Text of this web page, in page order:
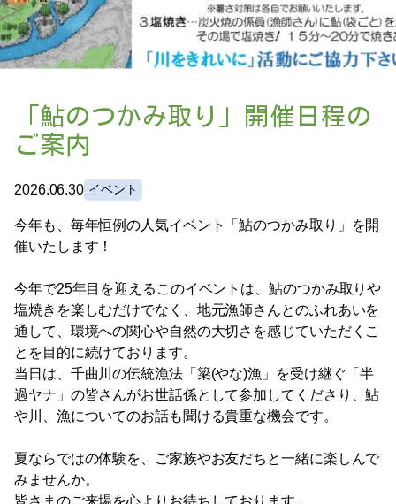
防災・環境整備
アクセス
〒386-1106
長野県上田市小泉字塩田川原2575番地2
TEL:0268-75-0587 FAX:0268-75-0586
「鮎のつかみ取り」開催日程の
ご案内
2026.06.30 イベント
今年も、毎年恒例の人気イベント「鮎のつかみ取り」を開
催いたします！
今年で25年目を迎えるこのイベントは、鮎のつかみ取りや
塩焼きを楽しむだけでなく、地元漁師さんとのふれあいを
通して、環境への関心や自然の大切さを感じていただくこ
とを目的に続けております。
当日は、千曲川の伝統漁法「簗(やな)漁」を受け継ぐ「半
過ヤナ」の皆さんがお世話係として参加してくださり、鮎
や川、漁についてのお話も聞ける貴重な機会です。
夏ならではの体験を、ご家族やお友だちと一緒に楽しんで
みませんか。
皆さまのご来場を心よりお待ちしております。